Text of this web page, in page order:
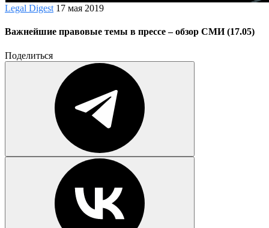
Legal Digest 17 мая 2019
Важнейшие правовые темы в прессе – обзор СМИ (17.05)
Поделиться